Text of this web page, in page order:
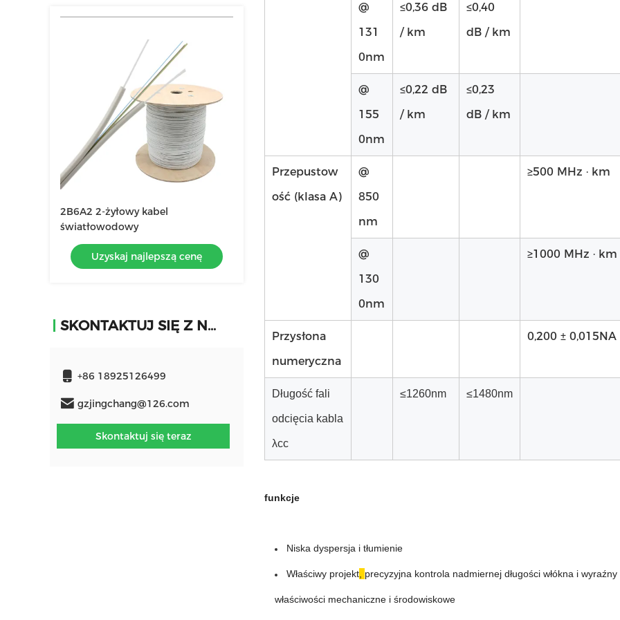
2B6A2 2-żyłowy kabel
światłowodowy
Uzyskaj najlepszą cenę
SKONTAKTUJ SIĘ Z NAMI
+86 18925126499
gzjingchang@126.com
Skontaktuj się teraz
@
131
0nm
≤0,36 dB
/ km
≤0,40
dB / km
@
155
0nm
≤0,22 dB
/ km
≤0,23
dB / km
Przepustow
ość (klasa A)
@
850
nm
≥500 MHz · km
@
130
0nm
≥1000 MHz · km
Przysłona
numeryczna
0,200 ± 0,015NA
Długość fali
odcięcia kabla
λcc
≤1260nm ≤1480nm
funkcje
Niska dyspersja i tłumienie
Właściwy projekt precyzyjna kontrola nadmiernej długości włókna i
właściwości mechaniczne i środowiskowe